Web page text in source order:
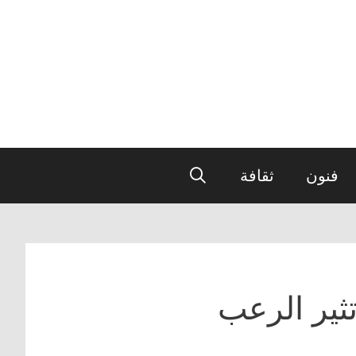
فنون ثقافة
الرعب